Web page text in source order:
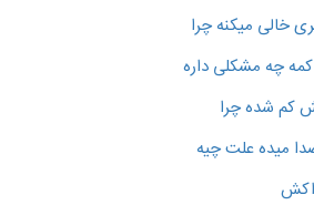
خالی میکنه چرا
چه مشکلی داره
شده چرا
میده علت چیه